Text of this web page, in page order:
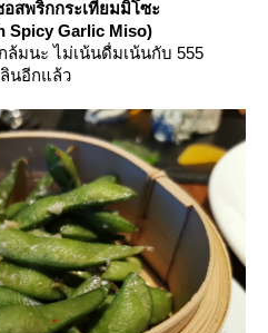
สพริกกระเทียมมิโซะ
Spicy Garlic Miso)
มนะ ไม่เน้นดื่มเน้นกับ 555
นอีกแล้ว